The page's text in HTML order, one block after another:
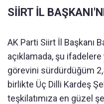
SİİRT İL
AK Parti Siirt İl Başkanı
açıklamada, şu ifadelere
görevini sürdürdüğüm
birlikte Üç Dilli Kardeş
teşkilatımıza en güzel